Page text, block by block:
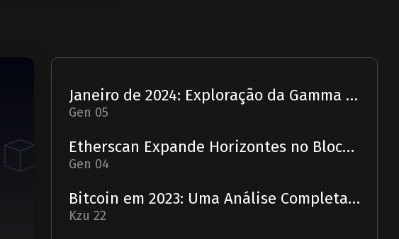
Janeiro de 2024: Exploração da Gamma Strategies - Um Relatório
Gen 05
Etherscan Expande Horizontes no Blockchain com Aquisição da Solscan
Gen 04
Bitcoin em 2023: Uma Análise Completa e Previsão para 2024
Kzu 22